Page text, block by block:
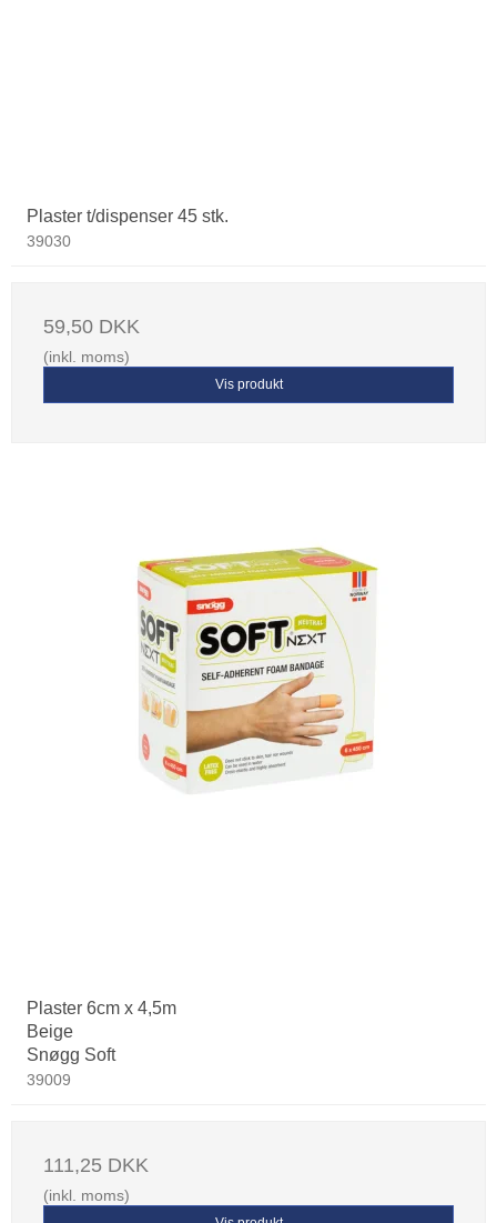
Plaster t/dispenser 45 stk.
39030
59,50 DKK
(inkl. moms)
Vis produkt
Plaster 6cm x 4,5m
Beige
Snøgg Soft
39009
111,25 DKK
(inkl. moms)